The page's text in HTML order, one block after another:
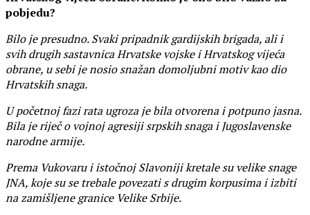
pobjedu?
Bilo je presudno. Svaki pripadnik gardijskih brigada, ali i
svih drugih sastavnica Hrvatske vojske i Hrvatskog vijeća
obrane, u sebi je nosio snažan domoljubni motiv kao dio
Hrvatskih snaga.
U početnoj fazi rata ugroza je bila otvorena i potpuno jasna.
Bila je riječ o vojnoj agresiji srpskih snaga i Jugoslavenske
narodne armije.
Prema Vukovaru i istočnoj Slavoniji kretale su velike snage
JNA, koje su se trebale povezati s drugim korpusima i izbiti
na zamišljene granice Velike Srbije.